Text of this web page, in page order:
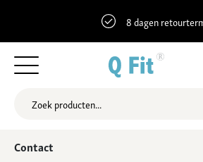
8 dagen
51.3806538 5.7152791 Kerkstraat 19,
Contact